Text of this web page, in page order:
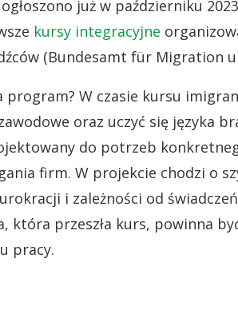
już w październiku
kursy integracyjne
(Bundesamt für Migration
program? W czasie kursu
oraz uczyć się języka
do potrzeb
firm. W projekcie chodzi o
i zależności od
która przeszła kurs, powinna
pracy.